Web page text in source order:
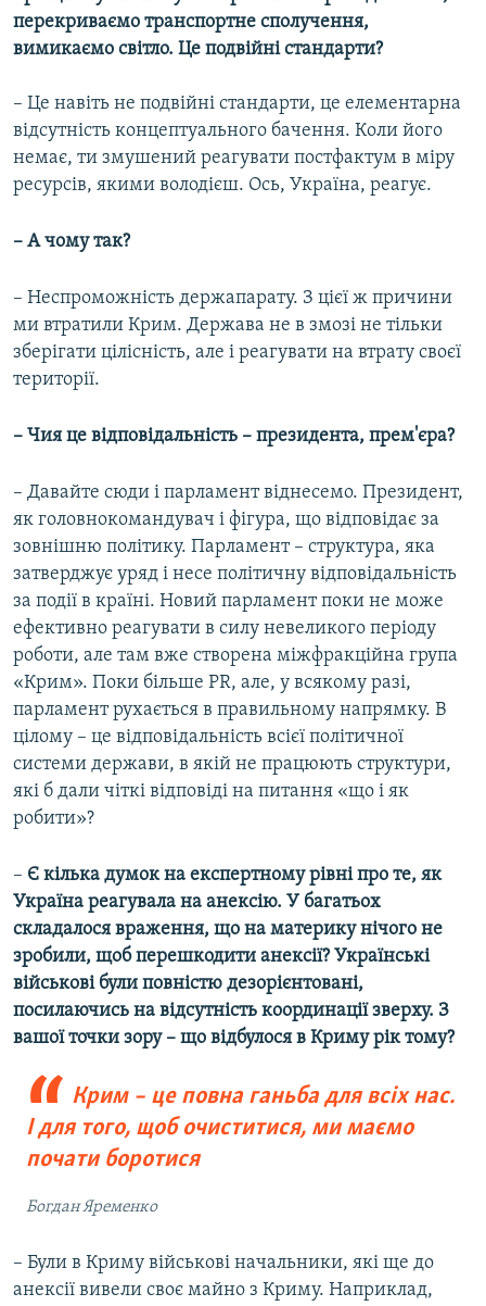
перекриваємо транспортне сполучення,
вимикаємо світло. Це подвійні стандарти?
– Це навіть не подвійні стандарти, це елементарна
відсутність концептуального бачення. Коли його
немає, ти змушений реагувати постфактум в міру
ресурсів, якими володієш. Ось, Україна, реагує.
– А чому так?
– Неспроможність держапарату. З цієї ж причини
ми втратили Крим. Держава не в змозі не тільки
зберігати цілісність, але і реагувати на втрату своєї
території.
– Чия це відповідальність – президента, прем'єра?
– Давайте сюди і парламент віднесемо. Президент,
як головнокомандувач і фігура, що відповідає за
зовнішню політику. Парламент – структура, яка
затверджує уряд і несе політичну відповідальність
за події в країні. Новий парламент поки не може
ефективно реагувати в силу невеликого періоду
роботи, але там вже створена міжфракційна група
«Крим». Поки більше PR, але, у всякому разі,
парламент рухається в правильному напрямку. В
цілому – це відповідальність всієї політичної
системи держави, в якій не працюють структури,
які б дали чіткі відповіді на питання «що і як
робити»?
– Є кілька думок на експертному рівні про те, як
Україна реагувала на анексію. У багатьох
складалося враження, що на материку нічого не
зробили, щоб перешкодити анексії? Українські
військові були повністю дезорієнтовані,
посилаючись на відсутність координації зверху. З
вашої точки зору – що відбулося в Криму рік тому?
Крим – це повна ганьба для всіх нас.
І для того, щоб очиститися, ми маємо
почати боротися
Богдан Яременко
– Були в Криму військові начальники, які ще до
анексії вивели своє майно з Криму. Наприклад,